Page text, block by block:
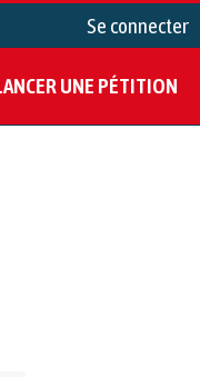
Se connecter
UNE PÉTITION